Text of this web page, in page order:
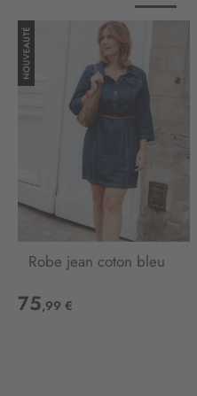
Robe jean coton bleu
75,99 €